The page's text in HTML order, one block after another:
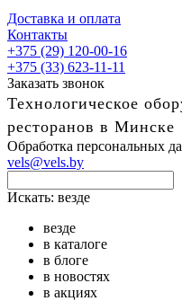
Доставка и оплата
Контакты
+375 (29) 120-00-16
+375 (33) 623-11-11
Заказать звонок
Технологическое
ресторанов в Минске
Обработка персональных
vels@vels.by
Искать: везде
везде
в каталоге
в блоге
в новостях
в акциях